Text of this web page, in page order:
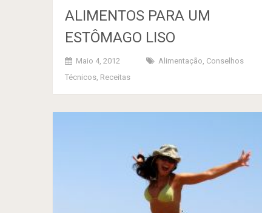
ALIMENTOS PARA UM
ESTÔMAGO LISO
Maio 4, 2012 Alimentação, Conselhos
Técnicos, Receitas